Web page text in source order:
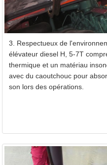
3. Respectueux de
élévateur diesel H, 5-7T
thermique et un matériau
avec du caoutchouc pour
son lors des opérations.